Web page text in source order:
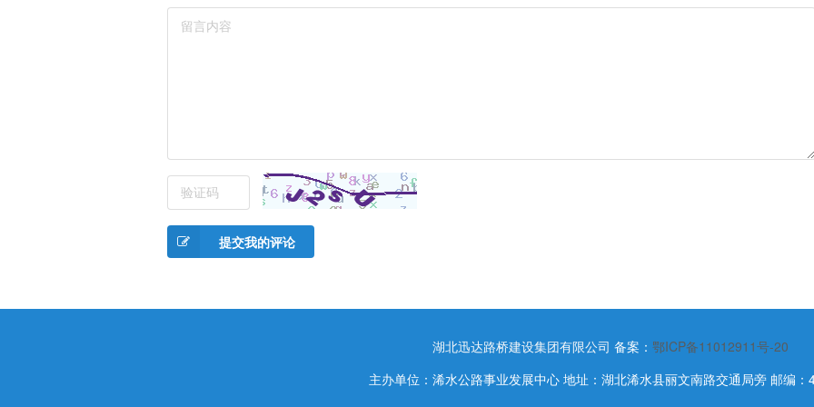
提交我的评论
湖北迅达路桥建设集团有限公司 备案： 鄂ICP备11012911号-20
主办单位：浠水公路事业发展中心 地址：湖北浠水县丽文南路交通局旁 邮编：